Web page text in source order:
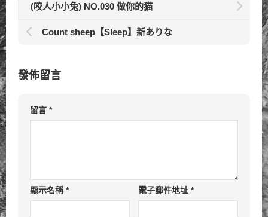
(咬人小小兔) NO.030 做你的猫
Count sheep【Sleep】新ありな
發佈留言
留言 *
顯示名稱* 電子郵件地址 *